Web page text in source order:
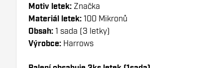
Motiv letek: Značka
Materiál letek: 100 Mikronů
Obsah: 1 sada (3 letky)
Výrobce: Harrows